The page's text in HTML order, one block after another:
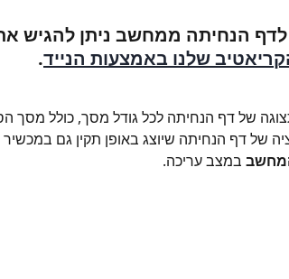
לדף הנחיתה ממחשב ניתן להגיש
שלנו באמצעות הנייד.
של דף הנחיתה לכל גודל מסך, כולל מסך
של דף הנחיתה שיוצג באופן תקין גם במכשיר
במצב עריכה.